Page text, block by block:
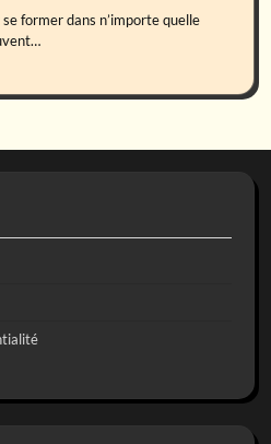
former dans n’importe quelle